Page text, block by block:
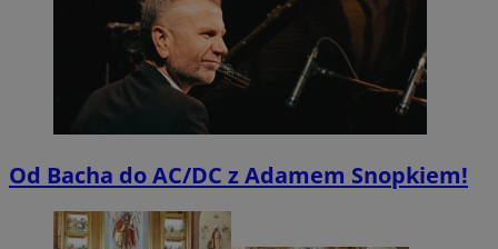
Od Bacha do AC/DC z Adamem Snopkiem!